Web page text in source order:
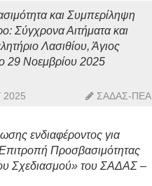
του Πολυτεχνείου Κρήτης,
2025, Επιμελητήριο
και Συμπερίληψη
Σύγχρονα Αιτήματα και
Λασιθίου, Άγιος
29 Νοεμβρίου 2025
ΣΑΔΑΣ-ΠΕΑ
ενδιαφέροντος για
Προσβασιμότητας
Σχεδιασμού» του ΣΑΔΑΣ –